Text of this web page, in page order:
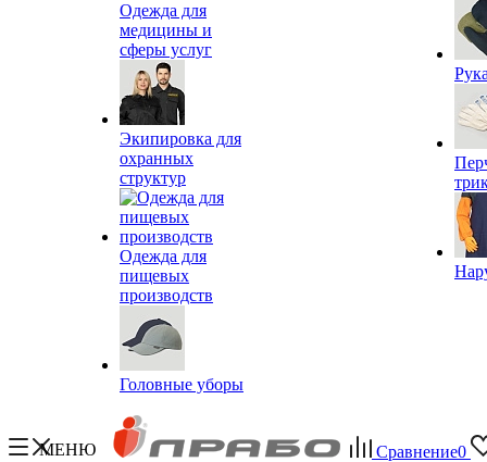
Одежда для
медицины и
сферы услуг
Экипировка для
охранных
структур
Одежда для
пищевых
производств
Головные уборы
МЕНЮ Сравнение0